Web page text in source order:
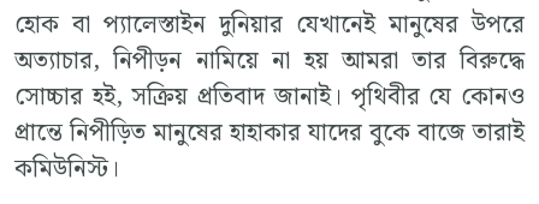
হোক বা প্যালেস্তাইন দুনিয়ার যেখানেই মানুষের উপরে
অত্যাচার, নিপীড়ন নামিয়ে না হয় আমরা তার বিরুদ্ধে
সোচ্চার হই, সক্রিয় প্রতিবাদ জানাই। পৃথিবীর যে কোনও
প্রান্তে নিপীড়িত মানুষের হাহাকার যাদের বুকে বাজে তারাই
কমিউনিস্ট।